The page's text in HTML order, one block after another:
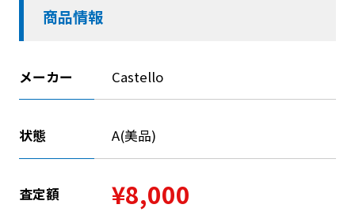
商品情報
メーカー Castello
状態 A(美品)
査定額 ¥8,000